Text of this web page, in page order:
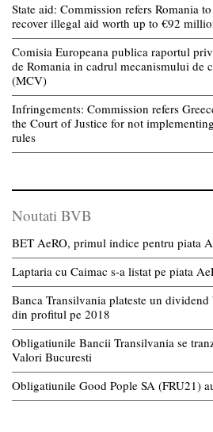
State aid: Commission refers Romania
recover illegal aid worth up to €92
Comisia Europeana publica raportul
de Romania in cadrul mecanismului de
(MCV)
Infringements: Commission refers
the Court of Justice for not
rules
Noutati BVB
BET AeRO, primul indice pentru piata
Laptaria cu Caimac s-a listat pe piata
Banca Transilvania plateste un
din profitul pe 2018
Obligatiunile Bancii Transilvania se
Valori Bucuresti
Obligatiunile Good Pople SA (FRU21)